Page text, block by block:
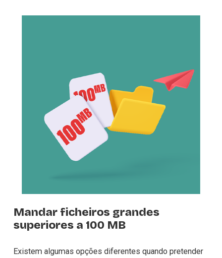
Mandar ficheiros grandes
superiores a 100 MB
Existem algumas opções diferentes quando pretender